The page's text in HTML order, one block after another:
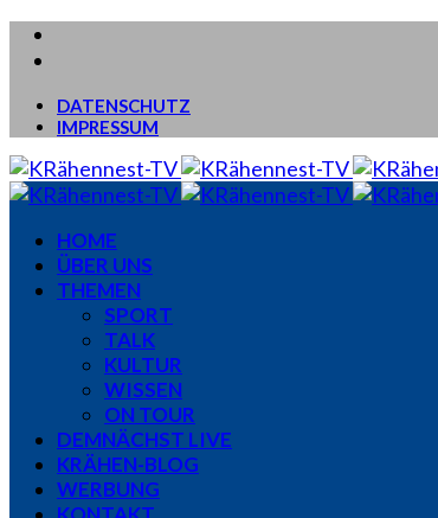
DATENSCHUTZ
IMPRESSUM
HOME
ÜBER UNS
THEMEN
SPORT
TALK
KULTUR
WISSEN
ON TOUR
DEMNÄCHST LIVE
KRÄHEN-BLOG
WERBUNG